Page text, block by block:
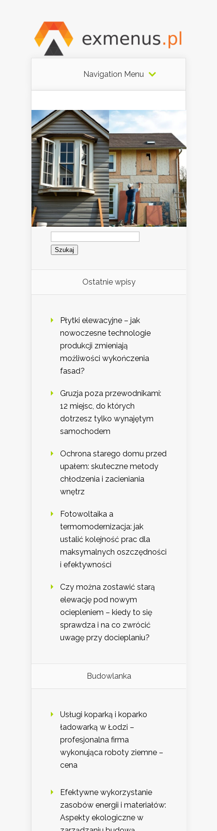
Navigation Menu
Szukaj:
Ostatnie wpisy
Płytki elewacyjne – jak
nowoczesne technologie
produkcji zmieniają
możliwości wykończenia
fasad?
Gruzja poza przewodnikami:
12 miejsc, do których
dotrzesz tylko wynajętym
samochodem
Ochrona starego domu przed
upałem: skuteczne metody
chłodzenia i zacieniania
wnętrz
Fotowoltaika a
termomodernizacja: jak
ustalić kolejność prac dla
maksymalnych oszczędności
i efektywności
Czy można zostawić starą
elewację pod nowym
ociepleniem – kiedy to się
sprawdza i na co zwrócić
uwagę przy docieplaniu?
Budowlanka
Usługi koparką i koparko
ładowarką w Łodzi –
profesjonalna firma
wykonująca roboty ziemne –
cena
Efektywne wykorzystanie
zasobów energii i materiałów:
Aspekty ekologiczne w